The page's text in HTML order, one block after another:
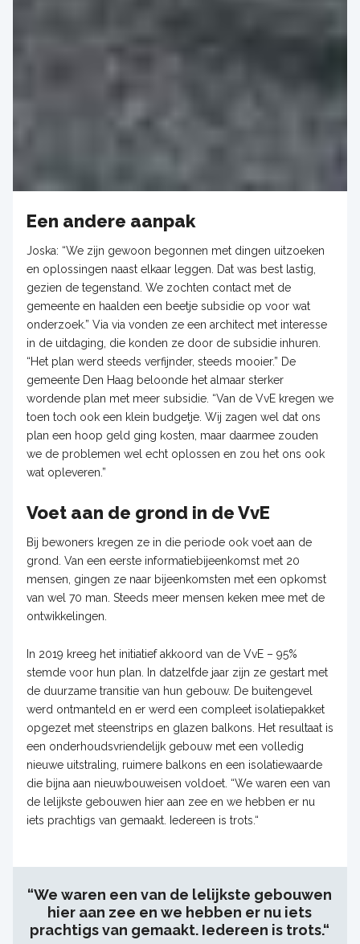
Een andere aanpak
Joska: “We zijn gewoon begonnen met dingen uitzoeken
en oplossingen naast elkaar leggen. Dat was best lastig,
gezien de tegenstand. We zochten contact met de
gemeente en haalden een beetje subsidie op voor wat
onderzoek.” Via via vonden ze een architect met interesse
in de uitdaging, die konden ze door de subsidie inhuren.
“Het plan werd steeds verfijnder, steeds mooier.” De
gemeente Den Haag beloonde het almaar sterker
wordende plan met meer subsidie. “Van de VvE kregen we
toen toch ook een klein budgetje. Wij zagen wel dat ons
plan een hoop geld ging kosten, maar daarmee zouden
we de problemen wel echt oplossen en zou het ons ook
wat opleveren.”
Voet aan de grond in de VvE
Bij bewoners kregen ze in die periode ook voet aan de
grond. Van een eerste informatiebijeenkomst met 20
mensen, gingen ze naar bijeenkomsten met een opkomst
van wel 70 man. Steeds meer mensen keken mee met de
ontwikkelingen.
In 2019 kreeg het initiatief akkoord van de VvE – 95%
stemde voor hun plan. In datzelfde jaar zijn ze gestart met
de duurzame transitie van hun gebouw. De buitengevel
werd ontmanteld en er werd een compleet isolatiepakket
opgezet met steenstrips en glazen balkons. Het resultaat is
een onderhoudsvriendelijk gebouw met een volledig
nieuwe uitstraling, ruimere balkons en een isolatiewaarde
die bijna aan nieuwbouweisen voldoet. “We waren een van
de lelijkste gebouwen hier aan zee en we hebben er nu
iets prachtigs van gemaakt. Iedereen is trots.“
“We waren een van de lelijkste gebouwen
hier aan zee en we hebben er nu iets
prachtigs van gemaakt. Iedereen is trots.“